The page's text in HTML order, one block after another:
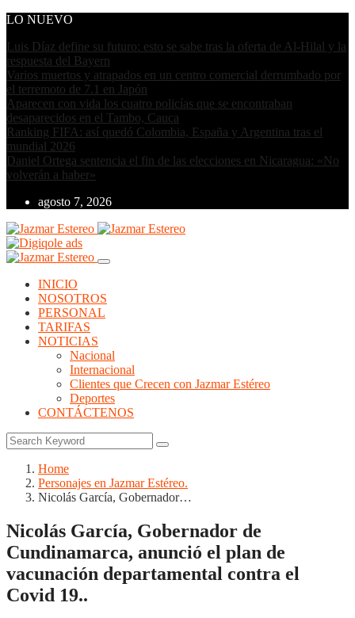
LO NUEVO
Luis Díaz define su futuro: esto se sabe tras la oferta de Al-Hilal y la
respuesta del Bayern
Varios muertos y atrapados en un centro comercial derrumbado por
el terremoto de 7.1 en Japón
Aparecen con vida los cuatro policías que se encontraban
desaparecidos en el Tambo, Cauca
Ranking FIFA: así quedó Colombia, España y Argentina tras el
mundial 2026
Daniel Ortega sentencia el fin de las elecciones en Nicaragua: «No
volverán a haber»
agosto 7, 2026
INICIO
NOSOTROS
PERSONAL
TARIFAS
NOTICIAS
Nacional
Internacional
Clientes que Crecen con Jazmar Estéreo
Deportes
CONTÁCTENOS
Home
Personajes en Jazmar Estéreo.
Nicolás García, Gobernador…
Nicolás García, Gobernador de
Cundinamarca, anunció el plan de
vacunación departamental contra el
Covid 19..